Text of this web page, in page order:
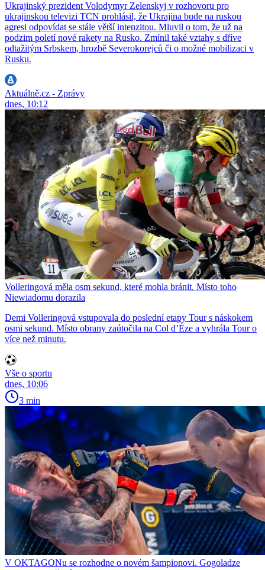
Ukrajinský prezident Volodymyr Zelenskyj v rozhovoru pro
ukrajinskou televizi TCN prohlásil, že Ukrajina bude na ruskou
agresi odpovídat se stále větší intenzitou. Mluvil o tom, že už na
podzim poletí nové rakety na Rusko. Zmínil také vztahy s dříve
odtažitým Srbskem, hrozbě Severokorejců či o možné mobilizaci v
Rusku.
Aktuálně.cz - Zprávy
dnes, 10:12
Volleringová měla osm sekund, které mohla bránit. Místo toho
Niewiadomu dorazila
Demi Volleringová vstupovala do poslední etapy Tour s náskokem
osmi sekund. Místo obrany zaútočila na Col d’Èze a vyhrála Tour o
více než minutu.
Vše o sportu
dnes, 10:06
3 min
V OKTAGONu se rozhodne o novém šampionovi. Gogoladze